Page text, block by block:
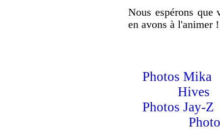
Nous espérons que
en avons à l'animer !
Photos Mika
Hives
Photos Jay-Z